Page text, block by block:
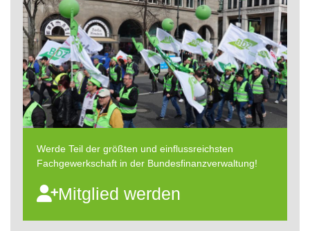
Werde Teil der größten und einflussreichsten
Fachgewerkschaft in der Bundesfinanzverwaltung!
Mitglied werden